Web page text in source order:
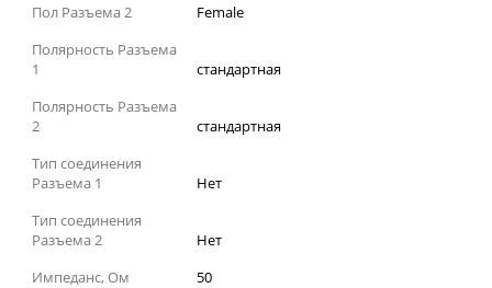
Пол Разъема 2
Female
Полярность Разъема
1
стандартная
Полярность Разъема
2
стандартная
Тип соединения
Разъема 1
Нет
Тип соединения
Разъема 2
Нет
Импеданс, Ом
50